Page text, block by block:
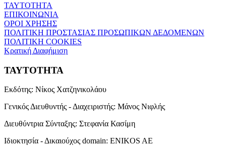
ΤΑΥΤΟΤΗΤΑ
ΕΠΙΚΟΙΝΩΝΙΑ
ΟΡΟΙ ΧΡΗΣΗΣ
ΠΟΛΙΤΙΚΗ ΠΡΟΣΤΑΣΙΑΣ ΠΡΟΣΩΠΙΚΩΝ ΔΕΔΟΜΕΝΩΝ
ΠΟΛΙΤΙΚΗ COOKIES
Κρατική Διαφήμιση
ΤΑΥΤΟΤΗΤΑ
Εκδότης: Νίκος Χατζηνικολάου
Γενικός Διευθυντής - Διαχειριστής: Μάνος Νιφλής
Διευθύντρια Σύνταξης: Στεφανία Κασίμη
Ιδιοκτησία - Δικαιούχος domain: ENIKOS AE